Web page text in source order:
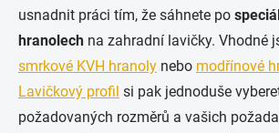
usnadnit práci tím, že sáhnete po
hranolech na zahradní lavičky. Vhodné
smrkové KVH hranoly nebo modřínové
Lavičkový profil si pak jednoduše
požadovaných rozměrů a vašich